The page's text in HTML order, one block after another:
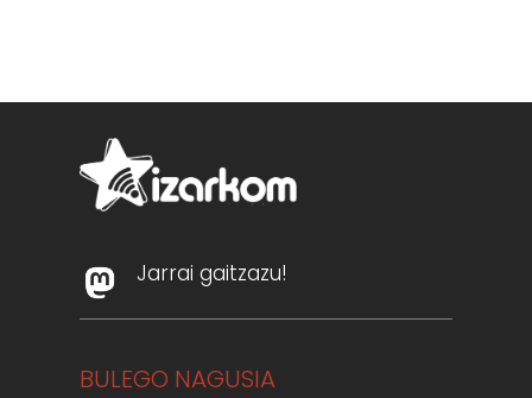
Jarrai gaitzazu!
BULEGO NAGUSIA